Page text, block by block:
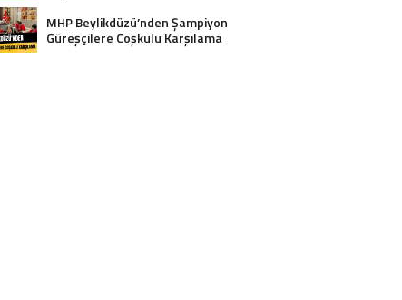
MHP Beylikdüzü’nden Şampiyon
Güreşçilere Coşkulu Karşılama